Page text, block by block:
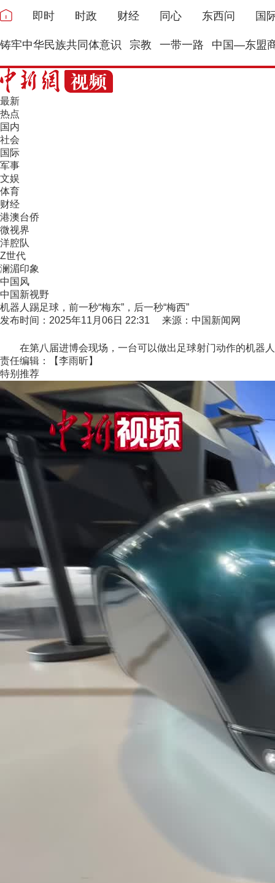
即时 时政 财经 同心 东西问 国
铸牢中华民族共同体意识 宗教 一带一路 中国—东盟
最新
热点
国内
社会
国际
军事
文娱
体育
财经
港澳台侨
微视界
洋腔队
Z世代
澜湄印象
中国风
中国新视野
机器人踢足球，前一秒“梅东”，后一秒“梅西”
发布时间：2025年11月06日 22:31 来源：中国新闻网
在第八届进博会现场，一台可以做出足球射门动作的机器人
责任编辑：【李雨昕】
特别推荐